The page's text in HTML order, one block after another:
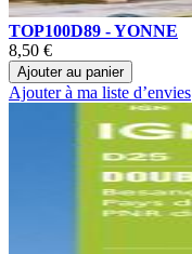
TOP100D89 - YONNE
8,50 €
Ajouter au panier
Ajouter à ma liste d’envies